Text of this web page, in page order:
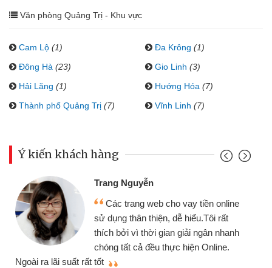
Văn phòng Quảng Trị - Khu vực
Cam Lộ (1) Đa Krông (1)
Đông Hà (23) Gio Linh (3)
Hải Lăng (1) Hướng Hóa (7)
Thành phố Quảng Trị (7) Vĩnh Linh (7)
Ý kiến khách hàng
Trang Nguyễn
Các trang web cho vay tiền online
sử dụng thân thiện, dễ hiểu.Tôi rất
thích bởi vì thời gian giải ngân nhanh
chóng tất cả đều thực hiện Online.
Ngoài ra lãi suất rất tốt